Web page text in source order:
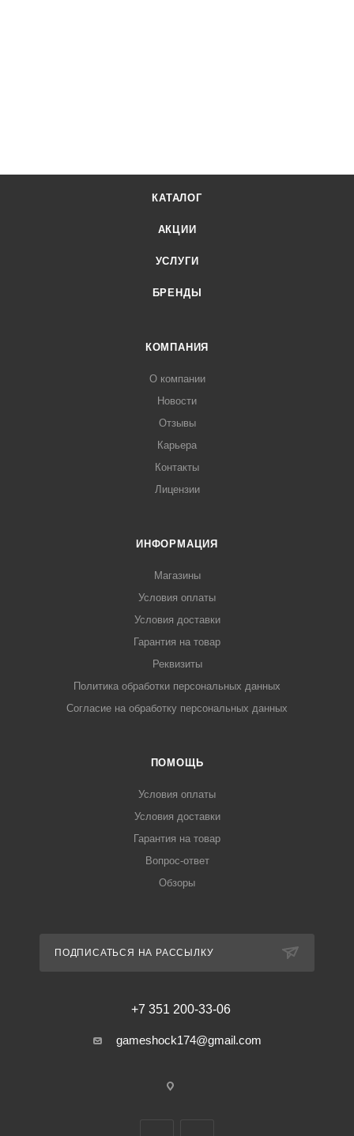
КАТАЛОГ
АКЦИИ
УСЛУГИ
БРЕНДЫ
КОМПАНИЯ
О компании
Новости
Отзывы
Карьера
Контакты
Лицензии
ИНФОРМАЦИЯ
Магазины
Условия оплаты
Условия доставки
Гарантия на товар
Реквизиты
Политика обработки персональных данных
Согласие на обработку персональных данных
ПОМОЩЬ
Условия оплаты
Условия доставки
Гарантия на товар
Вопрос-ответ
Обзоры
ПОДПИСАТЬСЯ НА РАССЫЛКУ
+7 351 200-33-06
gameshock174@gmail.com